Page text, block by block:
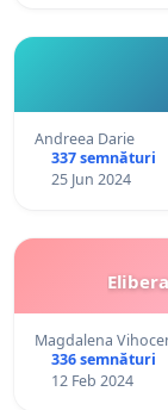
Andreea Darie
337 semnături
25 Jun 2024
Magdalena
336 semnături
12 Feb 2024